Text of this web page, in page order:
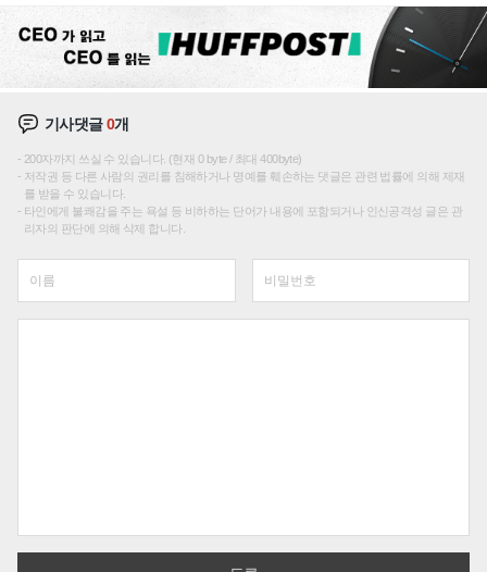
기사댓글0개
200자까지 쓰실 수 있습니다. (현재 0 byte / 최대 400byte)
저작권 등 다른 사람의 권리를 침해하거나 명예를 훼손하는 댓글은 관련 법률에 의해 제재
를 받을 수 있습니다.
타인에게 불쾌감을 주는 욕설 등 비하하는 단어가 내용에 포함되거나 인신공격성 글은 관
리자의 판단에 의해 삭제 합니다.